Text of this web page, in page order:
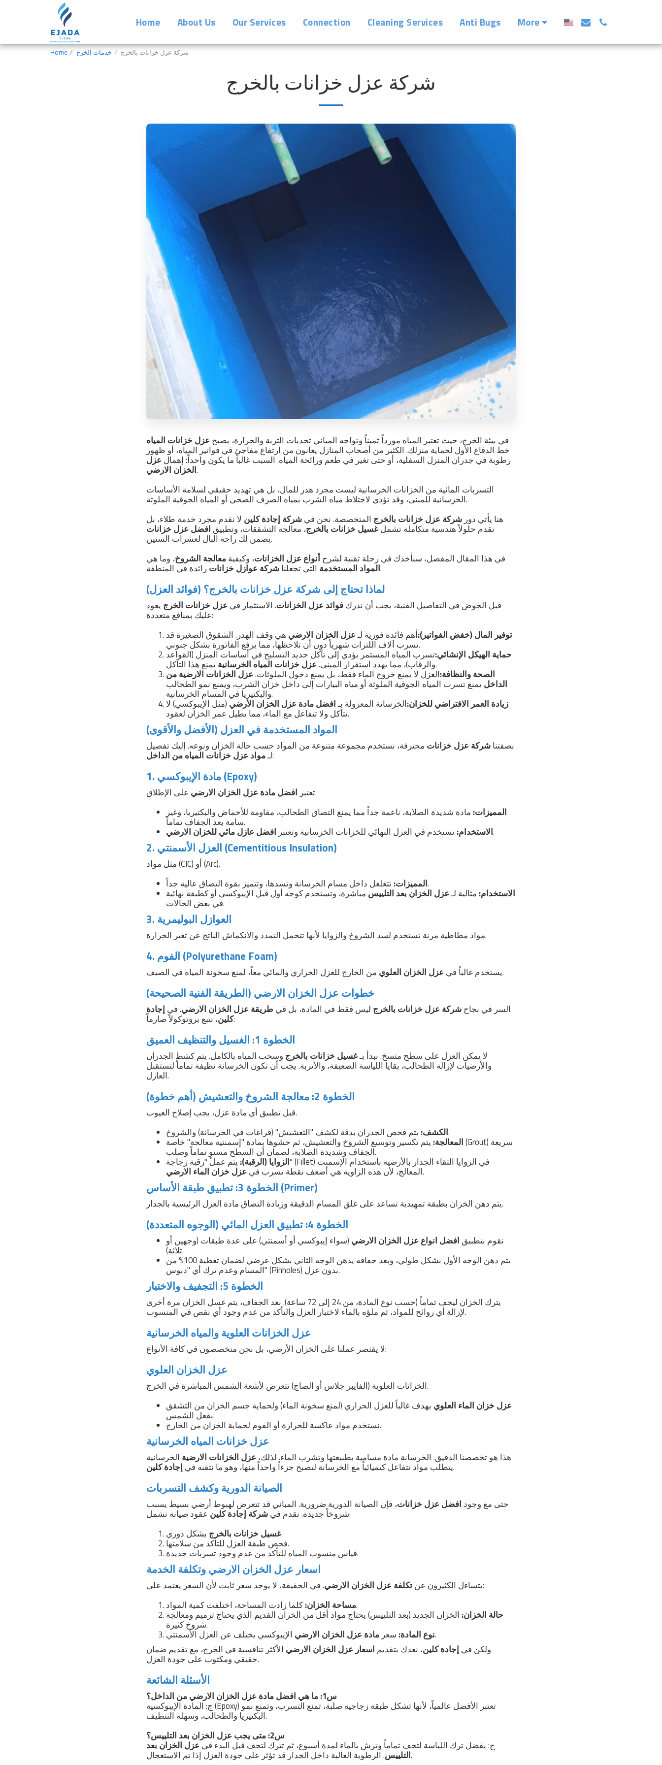
Home About Us Our Services Connection Cleaning Services Anti Bugs More
Home خدمات الخرج شركة عزل خزانات بالخرج
شركة عزل خزانات بالخرج
في بيئة الخرج، حيث تعتبر المياه مورداً ثميناً وتواجه المباني تحديات التربة والحرارة، يصبح عزل خزانات المياه
خط الدفاع الأول لحماية منزلك. الكثير من أصحاب المنازل يعانون من ارتفاع مفاجئ في فواتير المياه، أو ظهور
رطوبة في جدران المنزل السفلية، أو حتى تغير في طعم ورائحة المياه. السبب غالباً ما يكون واحداً: إهمال عزل
الخزان الارضي.
التسربات المائية من الخزانات الخرسانية ليست مجرد هدر للمال، بل هي تهديد حقيقي لسلامة الأساسات
الخرسانية للمبنى، وقد تؤدي لاختلاط مياه الشرب بمياه الصرف الصحي أو المياه الجوفية الملوثة.
هنا يأتي دور شركة عزل خزانات بالخرج المتخصصة. نحن في شركة إجادة كلين لا نقدم مجرد خدمة طلاء، بل
نقدم حلولاً هندسية متكاملة تشملغسيل خزانات بالخرج، معالجة التشققات، وتطبيق افضل عزل خزانات
يضمن لك راحة البال لعشرات السنين.
في هذا المقال المفصل، سنأخذك في رحلة تقنية لشرح أنواع عزل الخزانات، وكيفية معالجة الشروخ، وما هي
المواد المستخدمة التي تجعلنا شركة عوازل خزانات رائدة في المنطقة.
لماذا تحتاج إلى شركة عزل خزانات بالخرج؟ (فوائد العزل)
قبل الخوض في التفاصيل الفنية، يجب أن ندرك فوائد عزل الخزانات. الاستثمار في عزل خزانات الخرج يعود
عليك بمنافع متعددة:
توفير المال (خفض الفواتير):أهم فائدة فورية لـعزل الخزان الارضي هي وقف الهدر. الشقوق الصغيرة قد
تسرب آلاف اللترات شهرياً دون أن تلاحظها، مما يرفع الفاتورة بشكل جنوني.
حماية الهيكل الإنشائي:تسرب المياه المستمر يؤدي إلى تآكل حديد التسليح في أساسات المنزل (القواعد
والرقاب)، مما يهدد استقرار المبنى.عزل خزانات المياه الخرسانية
يمنع هذا التآكل.
الصحة والنظافة:العزل لا يمنع خروج الماء فقط، بل يمنع دخول الملوثات.عزل الخزانات الارضية من
الداخل يمنع تسرب المياه الجوفية الملوثة أو مياه البيارات إلى داخل خزان الشرب، ويمنع نمو الطحالب
والبكتيريا في المسام الخرسانية.
زيادة العمر الافتراضي للخزان:الخرسانة المعزولة بـافضل مادة عزل الخزان الأرضي (مثل الإيبوكسي) لا
تتآكل ولا تتفاعل مع الماء، مما يطيل عمر الخزان لعقود.
المواد المستخدمة في العزل (الأفضل والأقوى)
بصفتنا شركة عزل خزانات محترفة، نستخدم مجموعة متنوعة من المواد حسب حالة الخزان ونوعه. إليك تفصيل
لـمواد عزل خزانات المياه من الداخل :
1. مادة الإيبوكسي (Epoxy)
تعتبر افضل مادة عزل الخزان الارضي
على الإطلاق.
المميزات: مادة شديدة الصلابة، ناعمة جداً مما يمنع التصاق الطحالب، مقاومة للأحماض والبكتيريا، وغير
سامة بعد الجفاف تماماً.
الاستخدام: تستخدم في العزل النهائي للخزانات الخرسانية وتعتبر افضل عازل مائي للخزان الارضي .
2. العزل الأسمنتي (Cementitious Insulation)
مثل مواد (CIC) أو (Arc).
المميزات:تتغلغل داخل مسام الخرسانة وتسدها، وتتميز بقوة التصاق عالية جداً.
الاستخدام: مثالية لـعزل الخزان بعد التلييس مباشرة، وتستخدم كوجه أول قبل الإيبوكسي أو كطبقة نهائية
في بعض الحالات.
3. العوازل البوليمرية
مواد مطاطية مرنة تستخدم لسد الشروخ والزوايا لأنها تتحمل التمدد والانكماش الناتج عن تغير الحرارة.
4. الفوم (Polyurethane Foam)
يستخدم غالباً في عزل الخزان العلوي من الخارج للعزل الحراري والمائي معاً، لمنع سخونة المياه في الصيف.
خطوات عزل الخزان الارضي (الطريقة الفنية الصحيحة)
السر في نجاح شركة عزل خزانات بالخرج ليس فقط في المادة، بل في طريقة عزل الخزان الارضي. في إجادة
كلين، نتبع بروتوكولاً صارماً:
الخطوة 1: الغسيل والتنظيف العميق
لا يمكن العزل على سطح متسخ. نبدأ بـغسيل خزانات بالخرج وسحب المياه بالكامل. يتم كشط الجدران
والأرضيات لإزالة الطحالب، بقايا اللياسة الضعيفة، والأتربة. يجب أن تكون الخرسانة نظيفة تماماً لتستقبل
العازل.
الخطوة 2: معالجة الشروخ والتعشيش (أهم خطوة)
قبل تطبيق أي مادة عزل، يجب إصلاح العيوب.
الكشف:يتم فحص الجدران بدقة لكشف "التعشيش" (فراغات في الخرسانة) والشروخ.
المعالجة: يتم تكسير وتوسيع الشروخ والتعشيش، ثم حشوها بمادة "إسمنتية معالجة" خاصة (Grout) سريعة
الجفاف وشديدة الصلابة، لضمان أن السطح مستوٍ تماماً وصلب.
الزوايا (الرقبة): يتم عمل "رقبة زجاجة" (Fillet) في الزوايا التقاء الجدار بالأرضية باستخدام الإسمنت
المعالج، لأن هذه الزاوية هي أضعف نقطة تسرب في عزل خزان الماء الارضي .
الخطوة 3: تطبيق طبقة الأساس (Primer)
يتم دهن الخزان بطبقة تمهيدية تساعد على غلق المسام الدقيقة وزيادة التصاق مادة العزل الرئيسية بالجدار.
الخطوة 4: تطبيق العزل المائي (الوجوه المتعددة)
نقوم بتطبيق افضل انواع عزل الخزان الارضي (سواء إيبوكسي أو أسمنتي) على عدة طبقات (وجهين أو
ثلاثة).
يتم دهن الوجه الأول بشكل طولي، وبعد جفافه يدهن الوجه الثاني بشكل عرضي لضمان تغطية 100% من
المسام وعدم ترك أي "دبوس" (Pinholes) بدون عزل.
الخطوة 5: التجفيف والاختبار
يترك الخزان ليجف تماماً (حسب نوع المادة، من 24 إلى 72 ساعة). بعد الجفاف، يتم غسل الخزان مرة أخرى
لإزالة أي روائح للمواد، ثم ملؤه بالماء لاختبار العزل والتأكد من عدم وجود أي نقص في المنسوب.
عزل الخزانات العلوية والمياه الخرسانية
لا يقتصر عملنا على الخزان الأرضي، بل نحن متخصصون في كافة الأنواع:
عزل الخزان العلوي
الخزانات العلوية (الفايبر جلاس أو الصاج) تتعرض لأشعة الشمس المباشرة في الخرج.
عزل خزان الماء العلوي يهدف غالباً للعزل الحراري (لمنع سخونة الماء) ولحماية جسم الخزان من التشقق
بفعل الشمس.
نستخدم مواد عاكسة للحرارة أو الفوم لحماية الخزان من الخارج.
عزل خزانات المياه الخرسانية
هذا هو تخصصنا الدقيق. الخرسانة مادة مسامية بطبيعتها وتشرب الماء. لذلك، عزل الخزانات الارضية الخرسانية
يتطلب مواد تتفاعل كيميائياً مع الخرسانة لتصبح جزءاً واحداً منها، وهو ما نتقنه في إجادة كلين .
الصيانة الدورية وكشف التسربات
حتى مع وجود افضل عزل خزانات، فإن الصيانة الدورية ضرورية. المباني قد تتعرض لهبوط أرضي بسيط يسبب
شروخاً جديدة. نقدم في شركة إجادة كلين
عقود صيانة تشمل:
غسيل خزانات بالخرجبشكل دوري.
فحص طبقة العزل للتأكد من سلامتها.
قياس منسوب المياه للتأكد من عدم وجود تسربات جديدة.
اسعار عزل الخزان الارضي وتكلفة الخدمة
يتساءل الكثيرون عن تكلفة عزل الخزان الارضي
. في الحقيقة، لا يوجد سعر ثابت لأن السعر يعتمد على:
مساحة الخزان:كلما زادت المساحة، اختلفت كمية المواد.
حالة الخزان: الخزان الجديد (بعد التلييس) يحتاج مواد أقل من الخزان القديم الذي يحتاج ترميم ومعالجة
شروخ كثيرة.
نوع المادة: سعر مادة عزل الخزان الارضي
الإيبوكسي يختلف عن العزل الأسمنتي.
ولكن في إجادة كلين، نعدك بتقديم اسعار عزل الخزان الارضي الأكثر تنافسية في الخرج، مع تقديم ضمان
حقيقي ومكتوب على جودة العزل.
الأسئلة الشائعة
س1: ما هي افضل مادة عزل الخزان الارضي من الداخل؟
ج: المادة الإيبوكسية (Epoxy) تعتبر الأفضل عالمياً، لأنها تشكل طبقة زجاجية صلبة، تمنع التسرب، وتمنع نمو
البكتيريا والطحالب، وسهلة التنظيف.
س2: متى يجب عزل الخزان بعد التلييس؟
ج: يفضل ترك اللياسة لتجف تماماً وترش بالماء لمدة أسبوع، ثم تترك لتجف قبل البدء في عزل الخزان بعد
التلييس. الرطوبة العالية داخل الجدار قد تؤثر على جودة العزل إذا تم الاستعجال.